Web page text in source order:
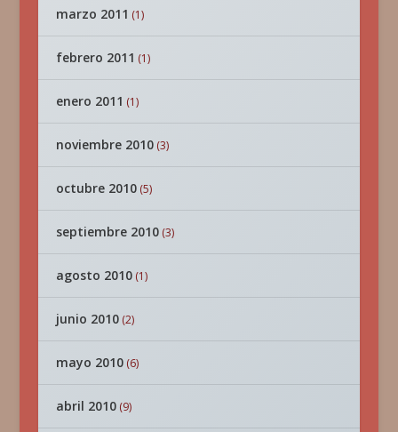
marzo 2011 (1)
febrero 2011 (1)
enero 2011 (1)
noviembre 2010(3)
octubre 2010(5)
septiembre 2010(3)
agosto 2010(1)
junio 2010(2)
mayo 2010(6)
abril 2010(9)